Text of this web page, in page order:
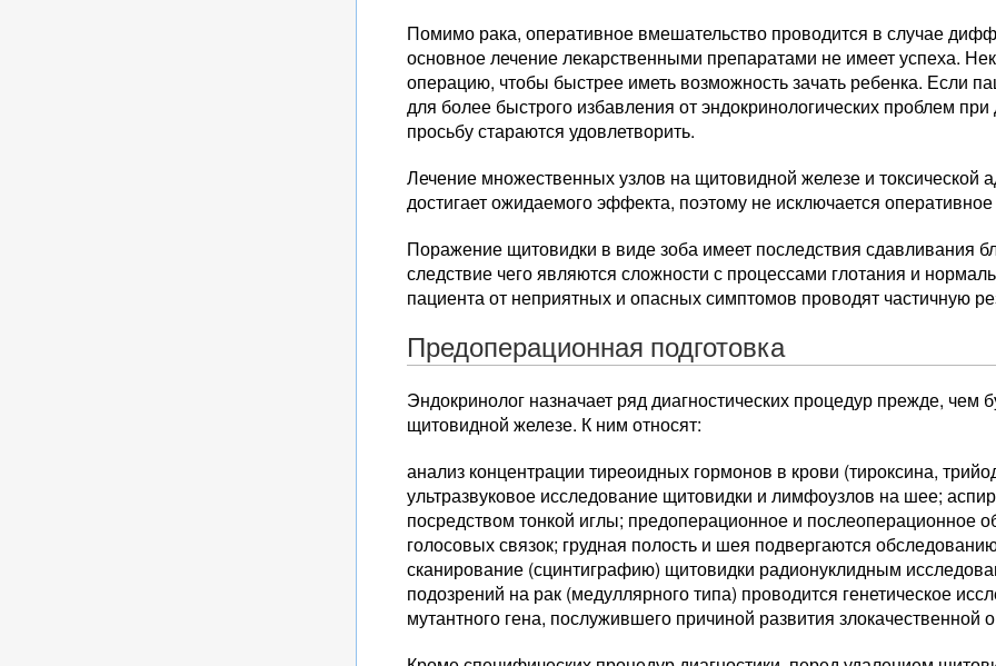
Помимо рака, оперативное вмешательство проводится в случае
основное лечение лекарственными препаратами не имеет успеха.
операцию, чтобы быстрее иметь возможность зачать ребенка. Если
для более быстрого избавления от эндокринологических проблем
просьбу стараются удовлетворить.
Лечение множественных узлов на щитовидной железе и токсической
достигает ожидаемого эффекта, поэтому не исключается
Поражение щитовидки в виде зоба имеет последствия сдавливания
следствие чего являются сложности с процессами глотания и
пациента от неприятных и опасных симптомов проводят частичную
Предоперационная подготовка
Эндокринолог назначает ряд диагностических процедур прежде, чем
щитовидной железе. К ним относят:
анализ концентрации тиреоидных гормонов в крови (тироксина,
ультразвуковое исследование щитовидки и лимфоузлов на шее;
посредством тонкой иглы; предоперационное и послеоперационное
голосовых связок; грудная полость и шея подвергаются
сканирование (сцинтиграфию) щитовидки радионуклидным
подозрений на рак (медуллярного типа) проводится генетическое
мутантного гена, послужившего причиной развития злокачественной